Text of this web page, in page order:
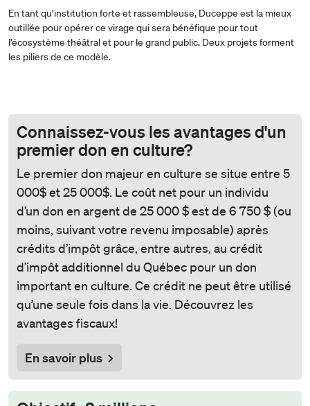
En tant qu’institution forte et rassembleuse, Duceppe est la mieux
outillée pour opérer ce virage qui sera bénéfique pour tout
l’écosystème théâtral et pour le grand public. Deux projets forment
les piliers de ce modèle.
Connaissez-vous les avantages d'un
premier don en culture?
Le premier don majeur en culture se situe entre 5
000$ et 25 000$. Le coût net pour un individu
d’un don en argent de 25 000 $ est de 6 750 $ (ou
moins, suivant votre revenu imposable) après
crédits d’impôt grâce, entre autres, au crédit
d’impôt additionnel du Québec pour un don
important en culture. Ce crédit ne peut être utilisé
qu’une seule fois dans la vie. Découvrez les
avantages fiscaux!
En savoir plus